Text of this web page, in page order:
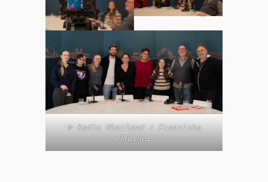
© Radio Oberland / Franziska
Hausner